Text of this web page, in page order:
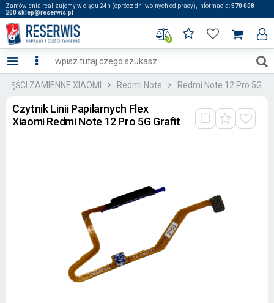
Zamówienia realizujemy w ciągu 24h (oprócz dni wolnych od pracy), Informacja:570 008
200 sklep@reserwis.pl
0
ZAMIENNE XIAOMI Redmi Note Redmi Note 12 Pro 5G
Czytnik Linii Papilarnych Flex
Xiaomi Redmi Note 12 Pro 5G Grafit